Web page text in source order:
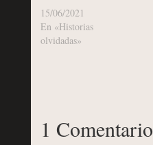
15/06/2021
En «Historias
olvidadas»
1 Comentario